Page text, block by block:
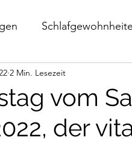
Rollenspiele
vom
der
2 Min. Lesezeit